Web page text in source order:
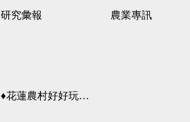
研究彙報 農業專訊
♦花蓮農村好好玩♦「原、生、慢、活」四條遊程推薦